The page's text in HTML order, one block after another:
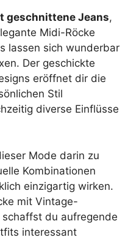
geschnittene Jeans,
Midi-Röcke
lassen sich wunderbar
Der geschickte
eröffnet dir die
Stil
diverse Einflüsse
Mode darin zu
Kombinationen
einzigartig wirken.
mit Vintage-
du aufregende
interessant